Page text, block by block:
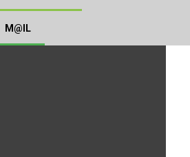
M@IL